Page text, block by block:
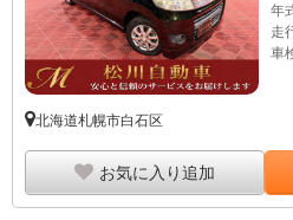
年
走
車
北海道札幌市白石区
お気に入り追加